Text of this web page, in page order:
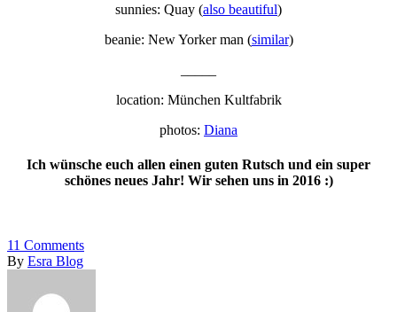
sunnies: Quay (also beautiful)
beanie: New Yorker man (similar)
location: München Kultfabrik
photos: Diana
Ich wünsche euch allen einen guten Rutsch und ein super
schönes neues Jahr! Wir sehen uns in 2016 :)
11 Comments
By Esra Blog